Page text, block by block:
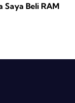
Saya Beli RAM